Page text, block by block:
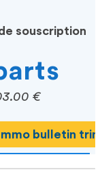
souscription
€
bulletin